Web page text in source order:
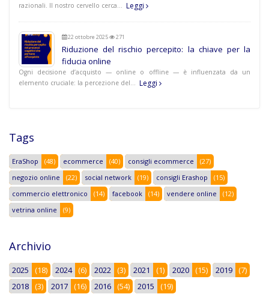
razionali. Il nostro cervello cerca… Leggi
22 ottobre 2025 271
Riduzione del rischio percepito: la chiave per la
fiducia online
Ogni decisione d’acquisto — online o offline — è influenzata da un
elemento cruciale: la percezione del… Leggi
Tags
EraShop (48) ecommerce (40) consigli ecommerce
(27)
negozio online
(22) social network (19) consigli Erashop
(15)
commercio elettronico
(14) facebook (14) vendere online
(12)
vetrina online
(9)
Archivio
2025 (18) 2024 (6) 2022 (3) 2021 (1) 2020 (15) 2019 (7)
2018 (3) 2017 (16) 2016 (54) 2015 (19)